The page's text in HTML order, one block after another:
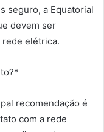
seguro, a Equatorial
devem ser
rede elétrica.
recomendação é
com a rede